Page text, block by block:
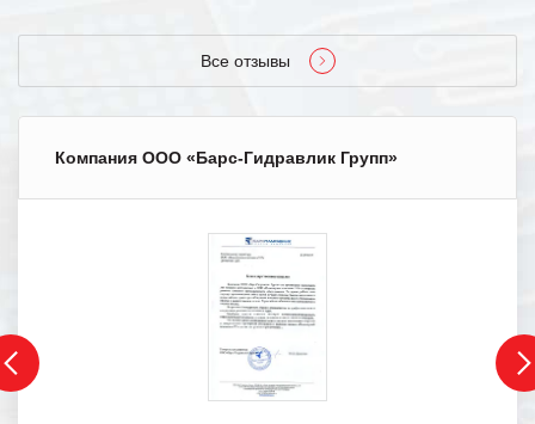
Все отзывы
Компания ООО «Барс-Гидравлик Групп»